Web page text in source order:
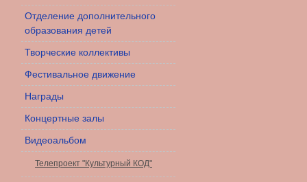
Отделение дополнительного
образования детей
Творческие коллективы
Фестивальное движение
Награды
Концертные залы
Видеоальбом
Телепроект "Культурный КОД"